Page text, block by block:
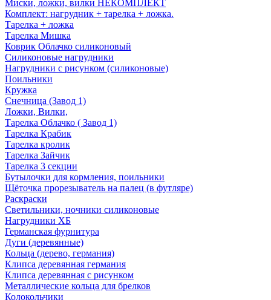
Миски, ложки, вилки НЕКОМПЛЕКТ
Комплект: нагрудник + тарелка + ложка.
Тарелка + ложка
Тарелка Мишка
Коврик Облачко силиконовый
Силиконовые нагрудники
Нагрудники с рисунком (силиконовые)
Поильники
Кружка
Снечница (Завод 1)
Ложки, Вилки,
Тарелка Облачко ( Завод 1)
Тарелка Крабик
Тарелка кролик
Тарелка Зайчик
Тарелка 3 секции
Бутылочки для кормления, поильники
Щёточка прорезыватель на палец (в футляре)
Раскраски
Светильники, ночники силиконовые
Нагрудники ХБ
Германская фурнитура
Дуги (деревянные)
Кольца (дерево, германия)
Клипса деревянная германия
Клипса деревянная с рисунком
Металлические кольца для брелков
Колокольчики